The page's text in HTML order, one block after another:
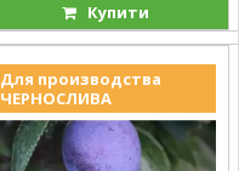
Купити
Для производства
ЧЕРНОСЛИВА